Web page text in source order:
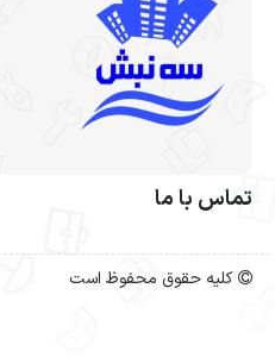
تماس با ما
کلیه حقوق محفوظ است